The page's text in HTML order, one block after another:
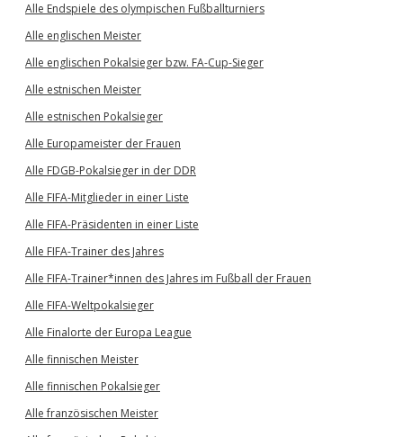
Alle Endspiele des olympischen Fußballturniers
Alle englischen Meister
Alle englischen Pokalsieger bzw. FA-Cup-Sieger
Alle estnischen Meister
Alle estnischen Pokalsieger
Alle Europameister der Frauen
Alle FDGB-Pokalsieger in der DDR
Alle FIFA-Mitglieder in einer Liste
Alle FIFA-Präsidenten in einer Liste
Alle FIFA-Trainer des Jahres
Alle FIFA-Trainer*innen des Jahres im Fußball der Frauen
Alle FIFA-Weltpokalsieger
Alle Finalorte der Europa League
Alle finnischen Meister
Alle finnischen Pokalsieger
Alle französischen Meister